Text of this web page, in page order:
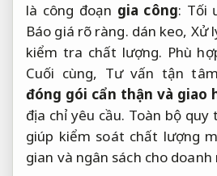
là công đoạn gia công: Tối
Báo giá rõ ràng. dán keo, Xử
kiểm tra chất lượng. Phù
Cuối cùng, Tư vấn tận
đóng gói cẩn thận và giao
địa chỉ yêu cầu. Toàn bộ
giúp kiểm soát chất lượng
gian và ngân sách cho doanh